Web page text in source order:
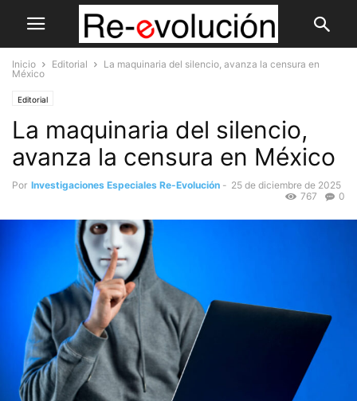
Inicio Editorial
La maquinaria del silencio, avanza la censura en
México
Editorial
La maquinaria del silencio,
avanza la censura en México
Por Investigaciones Especiales Re-Evolución - 25 de diciembre de 2025
0
767